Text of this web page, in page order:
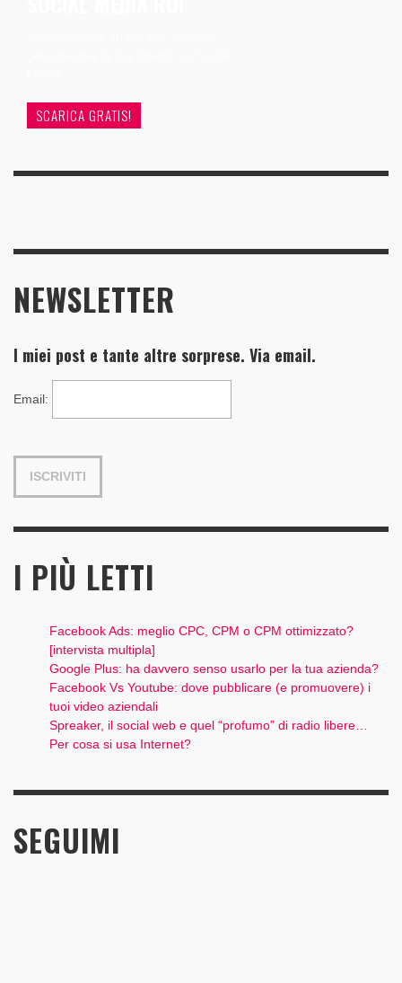
SCARICA GRATIS!
NEWSLETTER
I miei post e tante altre sorprese. Via email.
Email:
I PIÙ LETTI
Facebook Ads: meglio CPC, CPM o CPM ottimizzato?
[intervista multipla]
Google Plus: ha davvero senso usarlo per la tua azienda?
Facebook Vs Youtube: dove pubblicare (e promuovere) i
tuoi video aziendali
Spreaker, il social web e quel “profumo” di radio libere…
Per cosa si usa Internet?
SEGUIMI